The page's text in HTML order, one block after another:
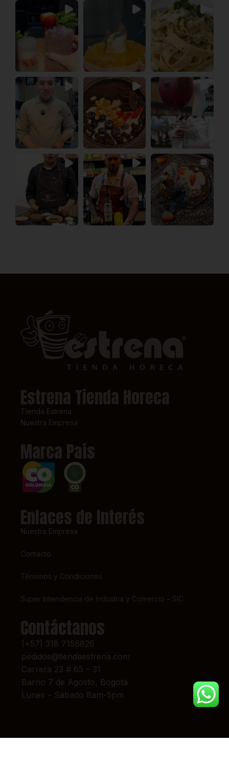
Estrena Tienda Horeca
Tienda Estrena
Nuestra Empresa
Marca País
Enlaces de Interés
Nuestra Empresa
Contacto
Términos y Condiciones
Super Intendencia de Industria y Comercio – SIC
Contáctanos
(+57) 318 7156826
pedidos@tiendaestrena.com
Carrera 23 # 65 – 31
Barrio 7 de Agosto, Bogotá
Lunes – Sábado 8am-5pm